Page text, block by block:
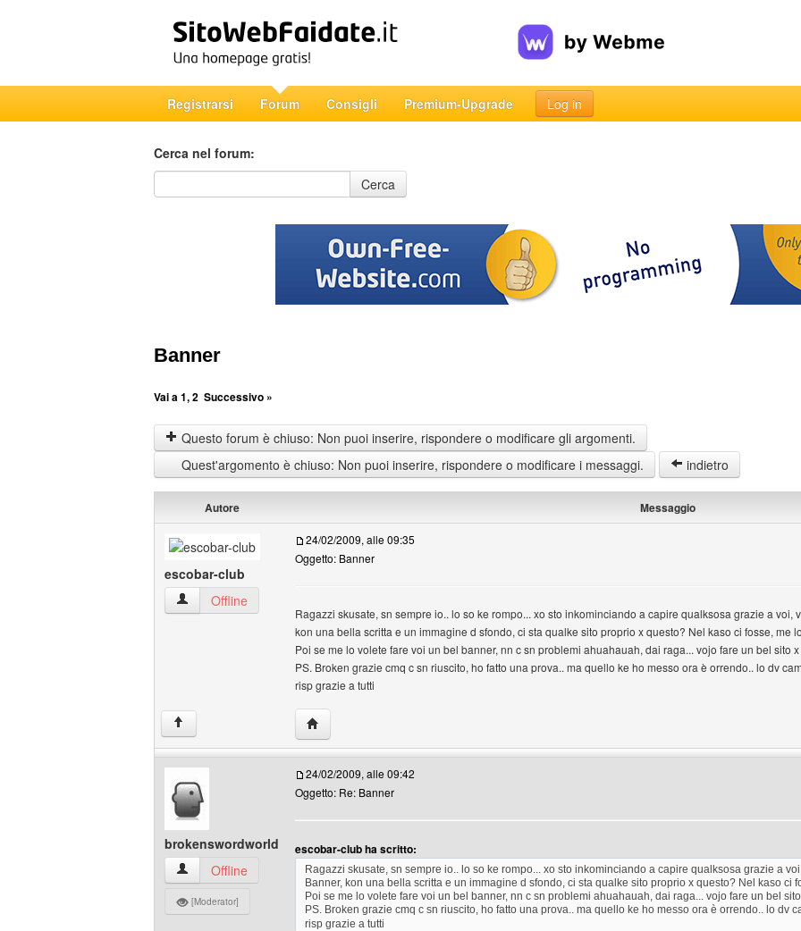
Registrarsi Forum Consigli Premium-Upgrade Log in
Cerca nel forum:
Cerca nel forum
Cerca
Banner
Vai a1,2 Successivo »
Questo forum è chiuso: Non puoi inserire, rispondere o modificare gli argomenti.
Quest'argomento è chiuso: Non puoi inserire, rispondere o modificare i messaggi.
indietro
Autore Messaggio
escobar-club
escobar-club Profilo
Offline
24/02/2009, alle 09:35
Oggetto: Banner
Ragazzi skusate, sn sempre io.. lo so ke rompo... xo sto inkominciando a capire qualksosa grazie a voi,
kon una bella scritta e un immagine d sfondo, ci sta qualke sito proprio x questo? Nel kaso ci fosse, me
Poi se me lo volete fare voi un bel banner, nn c sn problemi ahuahauah, dai raga... vojo fare un bel sito
PS. Broken grazie cmq c sn riuscito, ho fatto una prova.. ma quello ke ho messo ora è orrendo.. lo dv
risp grazie a tutti
↑ HomePage: escobar-club
brokenswordworld
brokenswordworld Profilo
Offline
[Moderator]
24/02/2009, alle 09:42
Oggetto: Re: Banner
escobar-club ha scritto:
Ragazzi skusate, sn sempre io.. lo so ke rompo... xo sto inkominciando a capire qualksosa grazie a
Banner, kon una bella scritta e un immagine d sfondo, ci sta qualke sito proprio x questo? Nel kaso ci
Poi se me lo volete fare voi un bel banner, nn c sn problemi ahuahauah, dai raga... vojo fare un bel
PS. Broken grazie cmq c sn riuscito, ho fatto una prova.. ma quello ke ho messo ora è orrendo.. lo dv
risp grazie a tutti